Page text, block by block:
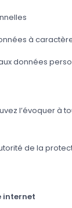
à
données
l’évoquer à
de la
internet